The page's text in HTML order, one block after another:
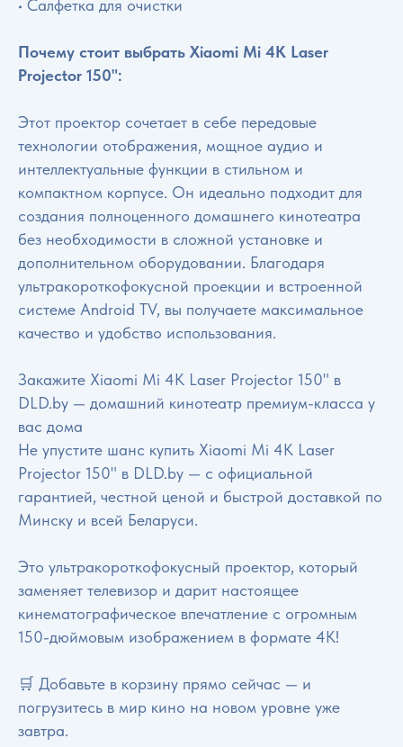
• Салфетка для очистки
Почему стоит выбрать Xiaomi Mi 4K Laser
Projector 150":
Этот проектор сочетает в себе передовые
технологии отображения, мощное аудио и
интеллектуальные функции в стильном и
компактном корпусе. Он идеально подходит для
создания полноценного домашнего кинотеатра
без необходимости в сложной установке и
дополнительном оборудовании. Благодаря
ультракороткофокусной проекции и встроенной
системе Android TV, вы получаете максимальное
качество и удобство использования.
Закажите Xiaomi Mi 4K Laser Projector 150" в
DLD.by — домашний кинотеатр премиум-класса у
вас дома
Не упустите шанс купить Xiaomi Mi 4K Laser
Projector 150" в DLD.by — с официальной
гарантией, честной ценой и быстрой доставкой по
Минску и всей Беларуси.
Это ультракороткофокусный проектор, который
заменяет телевизор и дарит настоящее
кинематографическое впечатление с огромным
150-дюймовым изображением в формате 4K!
🛒 Добавьте в корзину прямо сейчас — и
погрузитесь в мир кино на новом уровне уже
завтра.